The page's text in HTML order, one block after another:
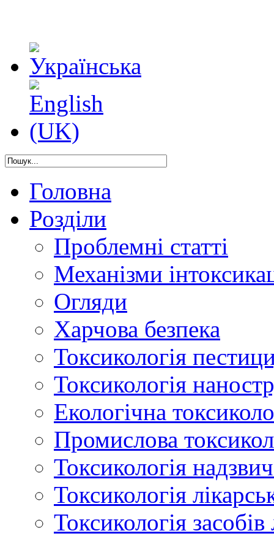
Головна
Розділи
Проблемні статті
Механізми
Огляди
Харчова безпека
Токсикологія
Токсикологія
Екологічна
Промислова
Токсикологія
Токсикологія
Токсикологія